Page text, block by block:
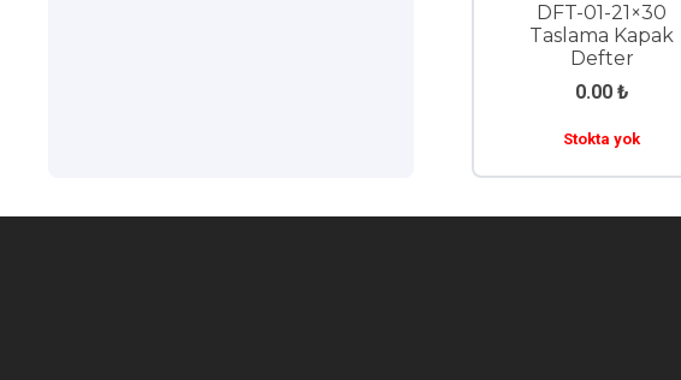
DFT-01-21×30
Taslama Kapak
Defter
0.00 ₺
Stokta yok